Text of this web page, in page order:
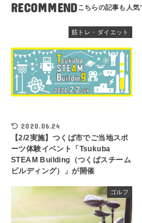
RECOMMEND
筋トレ・ダイエット
2020.06.24
【2/2実施】つくば市でご当地スポ
ーツ体験イベント「Tsukuba
STEAM Building（つくばスチーム
ビルディング）」が開催
ゴルフ